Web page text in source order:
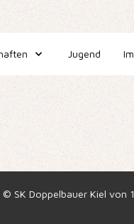
Jugend
SK Doppelbauer Kiel von